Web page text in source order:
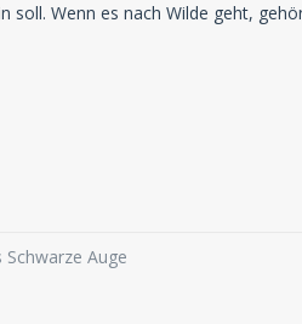
Wenn es nach Wilde geht,
Auge